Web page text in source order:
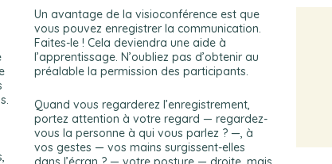
Un avantage de la visioconférence est que
vous pouvez enregistrer la communication.
Faites-le ! Cela deviendra une aide à
l’apprentissage. N’oubliez pas d’obtenir au
préalable la permission des participants.
Quand vous regarderez l’enregistrement,
portez attention à votre regard — regardez-
vous la personne à qui vous parlez ? —, à
vos gestes — vos mains surgissent-elles